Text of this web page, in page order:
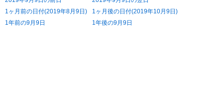
1ヶ月前の日付(2019年8月9日)
1ヶ月後の日付(2019年10月9日)
1年前の9月9日
1年後の9月9日